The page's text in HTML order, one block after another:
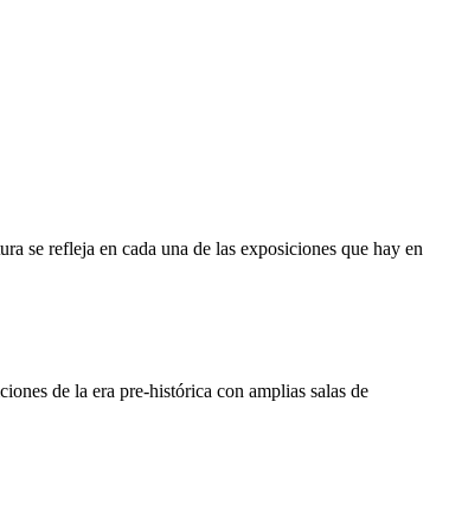
se refleja en cada una de las exposiciones que hay en
de la era pre-histórica con amplias salas de